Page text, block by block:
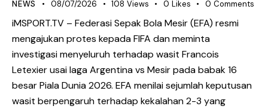
NEWS 08/07/2026 108 Views 0 Likes 0 Comments
iMSPORT.TV – Federasi Sepak Bola Mesir (EFA) resmi
mengajukan protes kepada FIFA dan meminta
investigasi menyeluruh terhadap wasit Francois
Letexier usai laga Argentina vs Mesir pada babak 16
besar Piala Dunia 2026. EFA menilai sejumlah keputusan
wasit berpengaruh terhadap kekalahan 2-3 yang